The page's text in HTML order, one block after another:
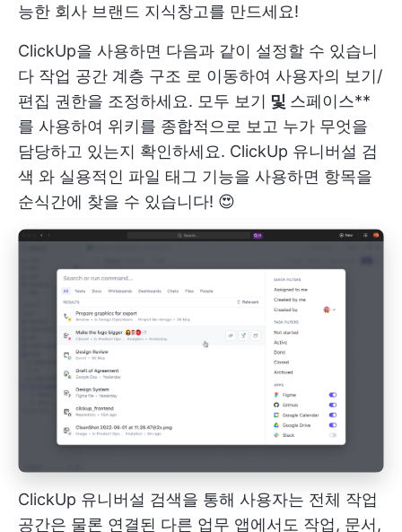
능한 회사 브랜드 지식창고를 만드세요!
ClickUp을 사용하면 다음과 같이 설정할 수 있습니
다 작업 공간 계층 구조 로 이동하여 사용자의 보기/
편집 권한을 조정하세요. 모두 보기 및 스페이스**
를 사용하여 위키를 종합적으로 보고 누가 무엇을
담당하고 있는지 확인하세요. ClickUp 유니버설 검
색 와 실용적인 파일 태그 기능을 사용하면 항목을
순식간에 찾을 수 있습니다! 😍
ClickUp 유니버설 검색을 통해 사용자는 전체 작업
공간은 물론 연결된 다른 업무 앱에서도 작업, 문서,